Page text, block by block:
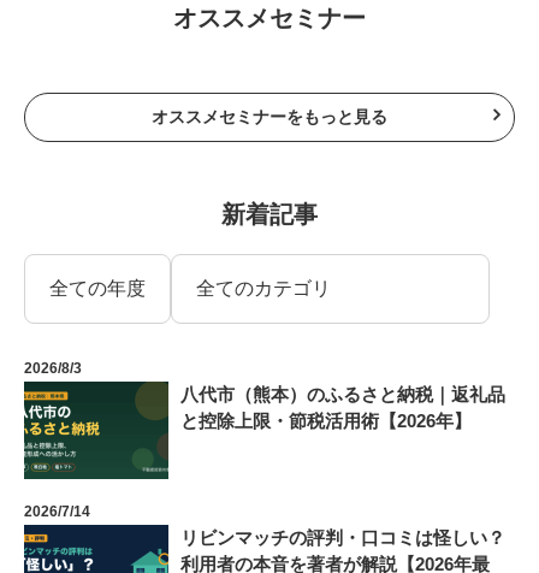
オススメセミナー
オススメセミナーをもっと見る
新着記事
2026/8/3
八代市（熊本）のふるさと納税｜返礼品
と控除上限・節税活用術【2026年】
2026/7/14
リビンマッチの評判・口コミは怪しい？
利用者の本音を著者が解説【2026年最